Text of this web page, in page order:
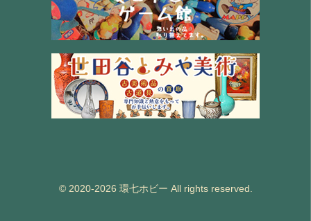
© 2020-2026 環七ホビー All rights reserved.